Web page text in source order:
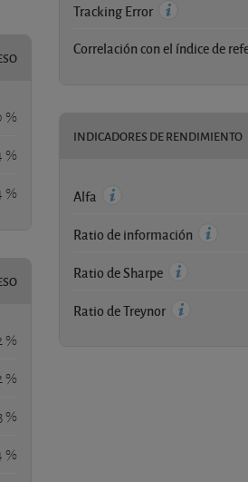
%
%
%
%
%
%
%
Tracking Error
Correlación con el índice de
INDICADORES DE RENDIMIENTO
Alfa
Ratio de información
Ratio de Sharpe
Ratio de Treynor